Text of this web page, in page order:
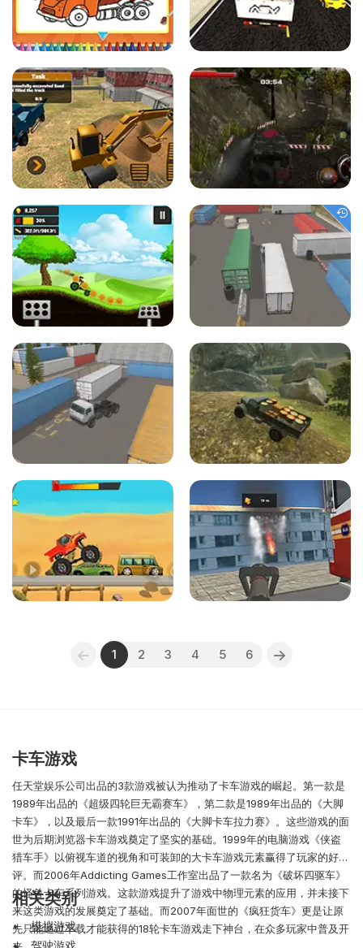
1 2 3 4 5 6
卡车游戏
任天堂娱乐公司出品的3款游戏被认为推动了卡车游戏的崛起。第一款是
1989年出品的《超级四轮巨无霸赛车》，第二款是1989年出品的《大脚
卡车》，以及最后一款1991年出品的《大脚卡车拉力赛》。这些游戏的面
世为后期浏览器卡车游戏奠定了坚实的基础。1999年的电脑游戏《侠盗
猎车手》以俯视车道的视角和可装卸的大卡车游戏元素赢得了玩家的好
评。而2006年Addicting Games工作室出品了一款名为《破坏四驱车》
的怪兽卡车系列游戏。这款游戏提升了游戏中物理元素的应用，并未接下
来这类游戏的发展奠定了基础。而2007年面世的《疯狂货车》更是让原
先只能通过下载才能获得的18轮卡车游戏走下神台，在众多玩家中普及开
相关类别
模拟游戏
驾驶游戏